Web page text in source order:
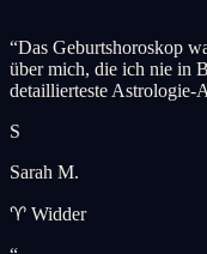
“Das Geburtshoroskop
über mich, die ich nie in
detaillierteste Astrologie-
S
Sarah M.
♈ Widder